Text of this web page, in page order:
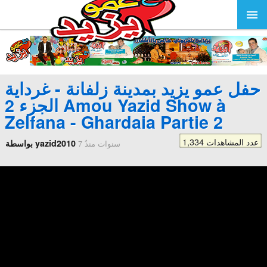
حفل عمو يزيد بمدينة زلفانة - غرداية
الجزء 2 Amou Yazid Show à
Zelfana - Ghardaia Partie 2
بواسطة yazid2010 7 سنوات منذُ 1,334 عدد المشاهدات